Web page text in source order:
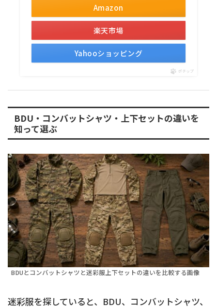
Amazon
楽天市場
Yahooショッピング
ポチップ
BDU・コンバットシャツ・上下セットの違いを
知って選ぶ
BDUとコンバットシャツと迷彩服上下セットの違いを比較する画像
迷彩服を探していると、BDU、コンバットシャツ、